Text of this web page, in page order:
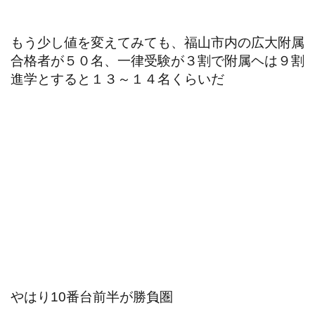
もう少し値を変えてみても、福山市内の広大附属
合格者が５０名、一律受験が３割で附属ヘは９割
進学とすると１３～１４名くらいだ
やはり10番台前半が勝負圏